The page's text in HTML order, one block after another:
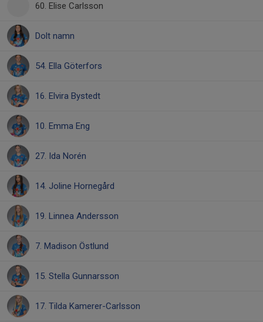
60. Elise Carlsson
Dolt namn
54. Ella Göterfors
16. Elvira Bystedt
10. Emma Eng
27. Ida Norén
14. Joline Hornegård
19. Linnea Andersson
7. Madison Östlund
15. Stella Gunnarsson
17. Tilda Kamerer-Carlsson